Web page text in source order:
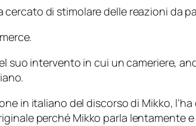
cercato di stimolare delle reazioni da
intervento in cui un cameriere,
in italiano del discorso di Mikko,
perché Mikko parla lentamente